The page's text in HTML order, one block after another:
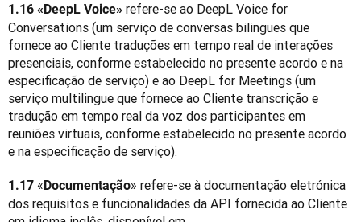
1.16 «DeepL Voice» refere-se ao DeepL Voice for
Conversations (um serviço de conversas bilingues que
fornece ao Cliente traduções em tempo real de interações
presenciais, conforme estabelecido no presente acordo e na
especificação de serviço) e ao DeepL for Meetings (um
serviço multilingue que fornece ao Cliente transcrição e
tradução em tempo real da voz dos participantes em
reuniões virtuais, conforme estabelecido no presente acordo
e na especificação de serviço).
1.17 «Documentação» refere-se à documentação eletrónica
dos requisitos e funcionalidades da API fornecida ao Cliente